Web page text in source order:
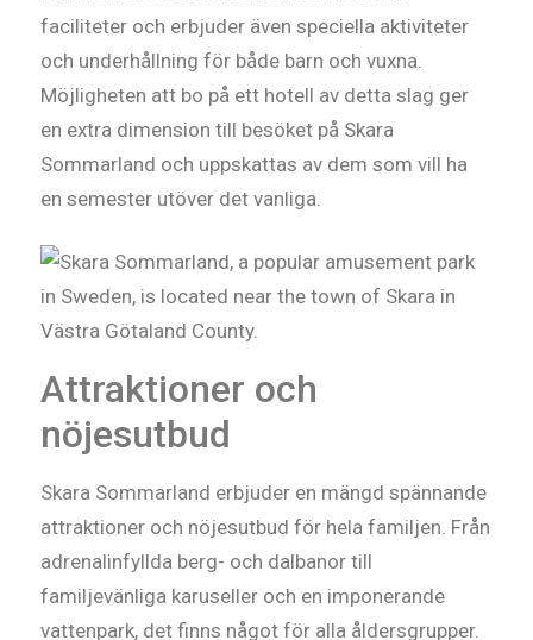
faciliteter och erbjuder även speciella aktiviteter
och underhållning för både barn och vuxna.
Möjligheten att bo på ett hotell av detta slag ger
en extra dimension till besöket på Skara
Sommarland och uppskattas av dem som vill ha
en semester utöver det vanliga.
Attraktioner och
nöjesutbud
Skara Sommarland erbjuder en mängd spännande
attraktioner och nöjesutbud för hela familjen. Från
adrenalinfyllda berg- och dalbanor till
familjevänliga karuseller och en imponerande
vattenpark, det finns något för alla åldersgrupper.